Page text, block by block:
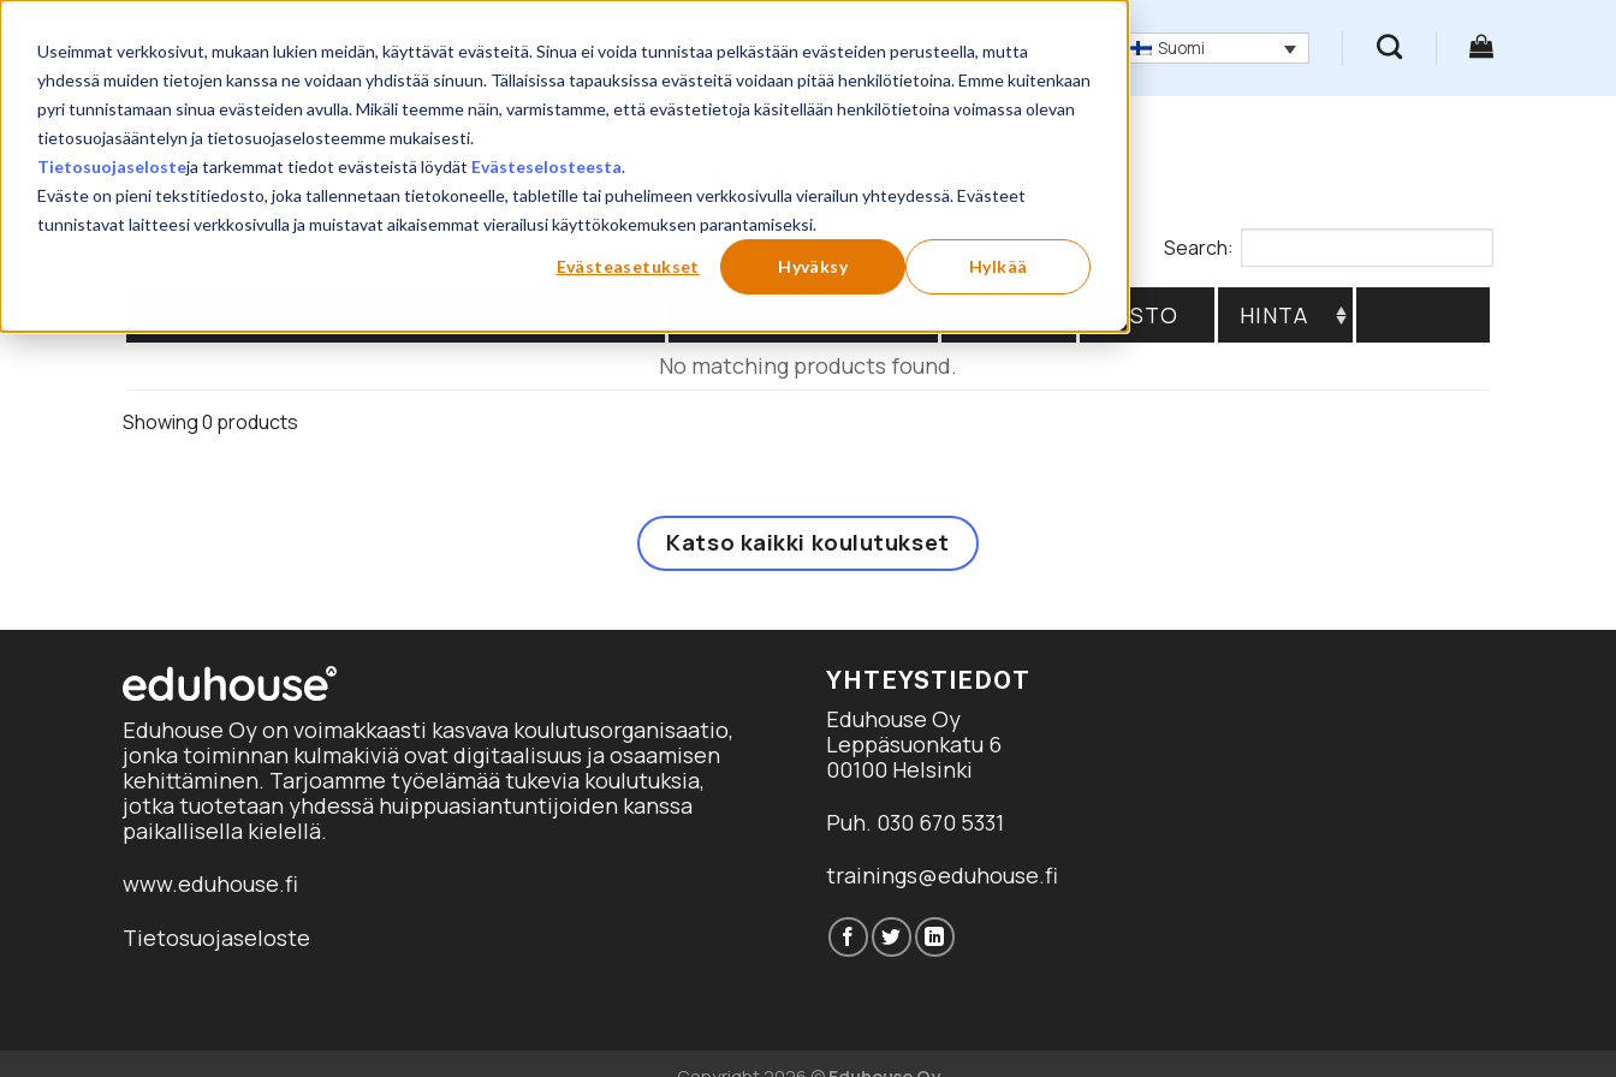
Useimmat verkkosivut, mukaan lukien meidän, käyttävät evästeitä. Sinua ei voida tunnistaa pelkästään evästeiden perusteella, mutta
yhdessä muiden tietojen kanssa ne voidaan yhdistää sinuun. Tällaisissa tapauksissa evästeitä voidaan pitää henkilötietoina. Emme kuitenkaan
pyri tunnistamaan sinua evästeiden avulla. Mikäli teemme näin, varmistamme, että evästetietoja käsitellään henkilötietoina voimassa olevan
tietosuojasääntelyn ja tietosuojaselosteemme mukaisesti.
Tietosuojaselosteja tarkemmat tiedot evästeistä löydät Evästeselosteesta.
Eväste on pieni tekstitiedosto, joka tallennetaan tietokoneelle, tabletille tai puhelimeen verkkosivulla vierailun yhteydessä. Evästeet
tunnistavat laitteesi verkkosivulla ja muistavat aikaisemmat vierailusi käyttökokemuksen parantamiseksi.
Evästeasetukset Hyväksy Hylkää
Skip
content
Etusivu Koulutukset Suomi
Sales
Reset Show products Search:
KESTO
HINTA
No matching products found.
Showing 0 products
Katso kaikki koulutukset
Eduhouse Oy on voimakkaasti kasvava koulutusorganisaatio,
jonka toiminnan kulmakiviä ovat digitaalisuus ja osaamisen
kehittäminen. Tarjoamme työelämää tukevia koulutuksia,
jotka tuotetaan yhdessä huippuasiantuntijoiden kanssa
paikallisella kielellä.
www.eduhouse.fi
Tietosuojaseloste
YHTEYSTIEDOT
Eduhouse Oy
Leppäsuonkatu 6
00100 Helsinki
Puh. 030 670 5331
trainings@eduhouse.fi